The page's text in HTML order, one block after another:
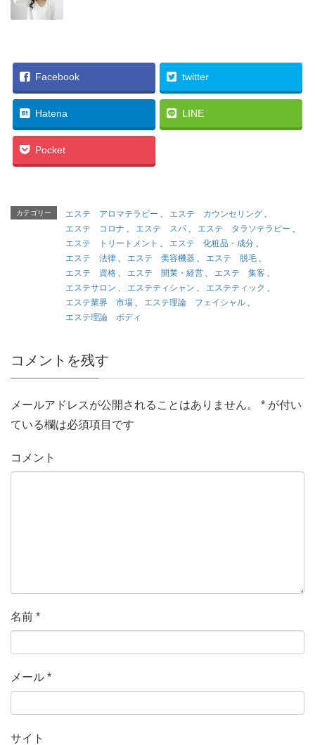
Facebook twitter
Hatena LINE
Pocket
カテゴリー エステ アロマテラピー 、 エステ カウンセリング 、
エステ コロナ 、 エステ スパ 、 エステ タラソテラピー 、
エステ トリートメント 、 エステ 化粧品・成分 、
エステ 法律 、 エステ 美容機器 、 エステ 脱毛 、
エステ 資格 、 エステ 開業・経営 、 エステ 集客 、
エステサロン 、 エステティシャン 、 エステティック 、
エステ業界 市場 、 エステ理論 フェイシャル 、
エステ理論 ボディ
コメントを残す
メールアドレスが公開されることはありません。 * が付い
ている欄は必須項目です
コメント
名前 *
メール *
サイト